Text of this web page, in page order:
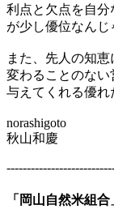
利点と欠点を自
が少し優位なんじ
また、先人の知
変わることのな
与えてくれる優れ
norashigoto
秋山和慶
「岡山自然米組合